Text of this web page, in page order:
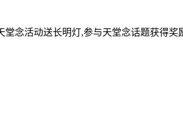
念活动送长明灯,参与天堂念话题获得奖